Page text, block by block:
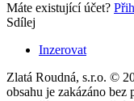
Máte existující účet?
Sdílej
Inzerovat
Zlatá Roudná, s.r.o. ©
obsahu je zakázáno bez